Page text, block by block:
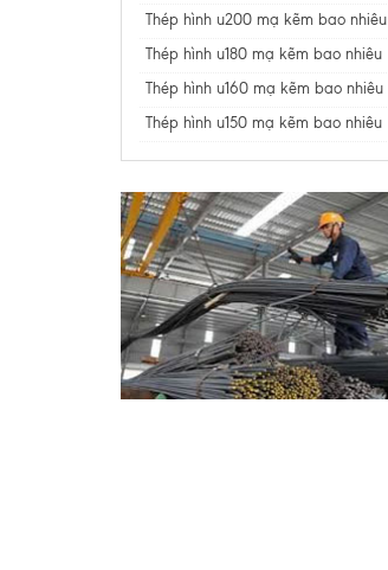
Thép hình u200 mạ kẽm bao nhiêu
Thép hình u180 mạ kẽm bao nhiêu
Thép hình u160 mạ kẽm bao nhiêu
Thép hình u150 mạ kẽm bao nhiêu